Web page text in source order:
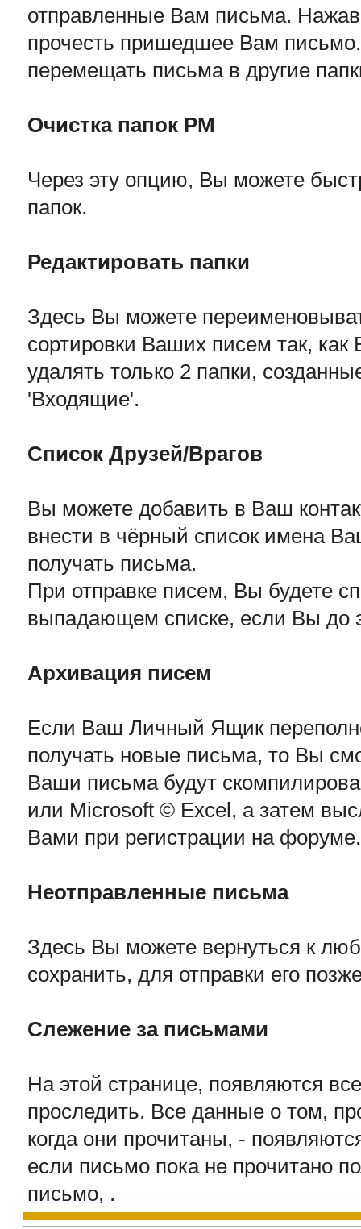
отправленные Вам письма.
прочесть пришедшее Вам
перемещать письма в другие
Очистка папок РМ
Через эту опцию, Вы можете
папок.
Редактировать папки
Здесь Вы можете
сортировки Ваших писем так,
удалять только 2 папки,
'Входящие'.
Список Друзей/Врагов
Вы можете добавить в Ваш
внести в чёрный список имена
получать письма.
При отправке писем, Вы будете
выпадающем списке, если Вы до
Архивация писем
Если Ваш Личный Ящик
получать новые письма, то Вы
Ваши письма будут
или Microsoft © Excel, а затем
Вами при регистрации на
Неотправленные письма
Здесь Вы можете вернуться к
сохранить, для отправки его
Слежение за письмами
На этой странице, появляются
проследить. Все данные о том,
когда они прочитаны, -
если письмо пока не прочитано
письмо, .